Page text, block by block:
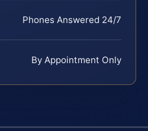
Phones Answered 24/7
By Appointment Only